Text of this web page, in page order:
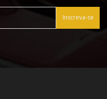
Inscreva-se